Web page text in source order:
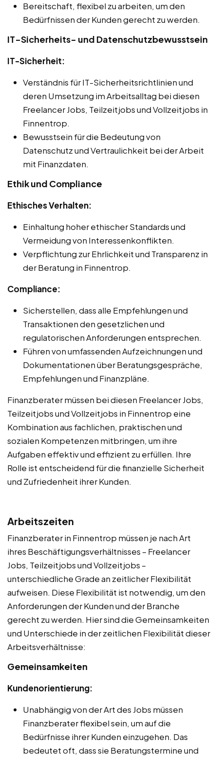
Bereitschaft, flexibel zu arbeiten, um den
Bedürfnissen der Kunden gerecht zu werden.
IT-Sicherheits- und Datenschutzbewusstsein
IT-Sicherheit:
Verständnis für IT-Sicherheitsrichtlinien und
deren Umsetzung im Arbeitsalltag bei diesen
Freelancer Jobs, Teilzeitjobs und Vollzeitjobs in
Finnentrop.
Bewusstsein für die Bedeutung von
Datenschutz und Vertraulichkeit bei der Arbeit
mit Finanzdaten.
Ethik und Compliance
Ethisches Verhalten:
Einhaltung hoher ethischer Standards und
Vermeidung von Interessenkonflikten.
Verpflichtung zur Ehrlichkeit und Transparenz in
der Beratung in Finnentrop.
Compliance:
Sicherstellen, dass alle Empfehlungen und
Transaktionen den gesetzlichen und
regulatorischen Anforderungen entsprechen.
Führen von umfassenden Aufzeichnungen und
Dokumentationen über Beratungsgespräche,
Empfehlungen und Finanzpläne.
Finanzberater müssen bei diesen Freelancer Jobs,
Teilzeitjobs und Vollzeitjobs in Finnentrop eine
Kombination aus fachlichen, praktischen und
sozialen Kompetenzen mitbringen, um ihre
Aufgaben effektiv und effizient zu erfüllen. Ihre
Rolle ist entscheidend für die finanzielle Sicherheit
und Zufriedenheit ihrer Kunden.
Arbeitszeiten
Finanzberater in Finnentrop müssen je nach Art
ihres Beschäftigungsverhältnisses – Freelancer
Jobs, Teilzeitjobs und Vollzeitjobs –
unterschiedliche Grade an zeitlicher Flexibilität
aufweisen. Diese Flexibilität ist notwendig, um den
Anforderungen der Kunden und der Branche
gerecht zu werden. Hier sind die Gemeinsamkeiten
und Unterschiede in der zeitlichen Flexibilität dieser
Arbeitsverhältnisse:
Gemeinsamkeiten
Kundenorientierung:
Unabhängig von der Art des Jobs müssen
Finanzberater flexibel sein, um auf die
Bedürfnisse ihrer Kunden einzugehen. Das
bedeutet oft, dass sie Beratungstermine und